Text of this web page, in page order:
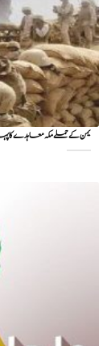
یمن کے حملے مکہ معاہدے کا